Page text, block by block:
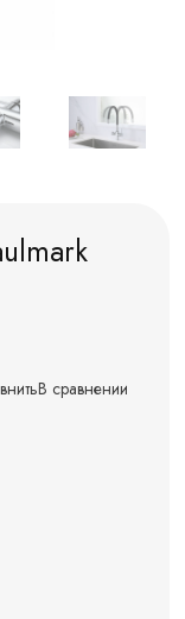
В сравнении